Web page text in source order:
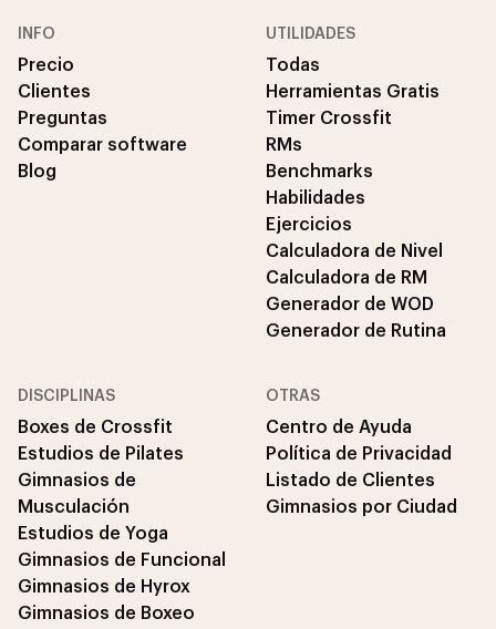
INFO
Precio
Clientes
Preguntas
Comparar software
Blog
UTILIDADES
Todas
Herramientas Gratis
Timer Crossfit
RMs
Benchmarks
Habilidades
Ejercicios
Calculadora de Nivel
Calculadora de RM
Generador de WOD
Generador de Rutina
DISCIPLINAS
Boxes de Crossfit
Estudios de Pilates
Gimnasios de
Musculación
Estudios de Yoga
Gimnasios de Funcional
Gimnasios de Hyrox
Gimnasios de Boxeo
OTRAS
Centro de Ayuda
Política de Privacidad
Listado de Clientes
Gimnasios por Ciudad